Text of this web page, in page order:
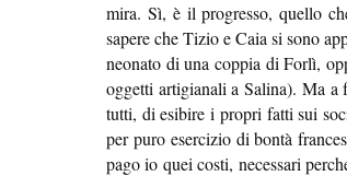
mira. Sì, è il progresso, quello
sapere che Tizio e Caia si sono
neonato di una coppia di Forlì,
oggetti artigianali a Salina). Ma a
tutti, di esibire i propri fatti sui
per puro esercizio di bontà
pago io quei costi, necessari